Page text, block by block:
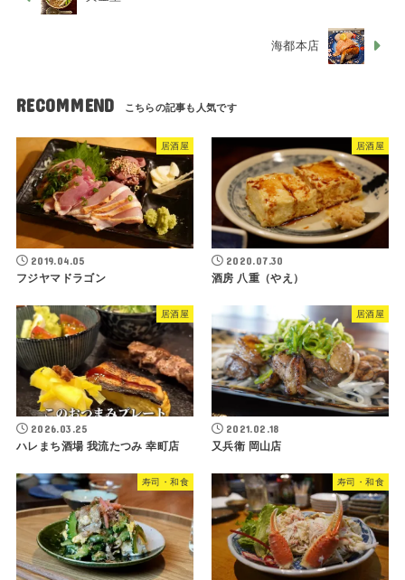
海都本店
RECOMMEND
居酒屋
2019.04.05
フジヤマドラゴン
居酒屋
2020.07.30
酒房 八重（やえ）
居酒屋
2026.03.25
ハレまち酒場 我流たつみ 幸町店
居酒屋
2021.02.18
又兵衛 岡山店
寿司・和食 寿司・和食